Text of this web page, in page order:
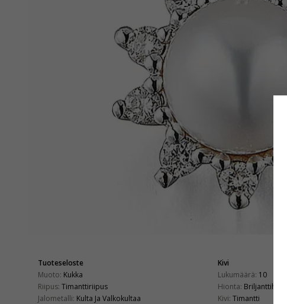
Tuoteseloste
Muoto: Kukka
Riipus: Timanttiriipus
Jalometalli: Kulta Ja Valkokultaa
Kivi
Lukumäärä: 10
Hionta: Briljanttihiottu
Kivi: Timantti